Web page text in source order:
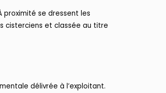
proximité se dressent les
cisterciens et classée au titre
délivrée à l’exploitant.